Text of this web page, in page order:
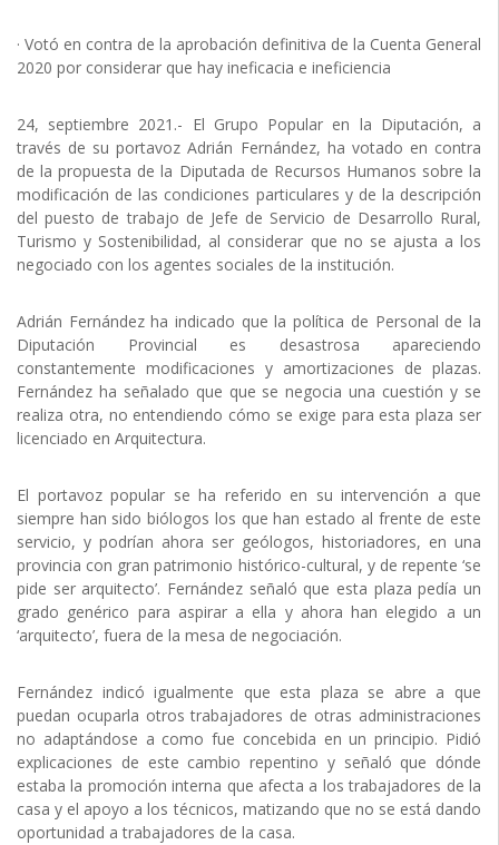
· Votó en contra de la aprobación definitiva de la Cuenta General
2020 por considerar que hay ineficacia e ineficiencia
24, septiembre 2021.- El Grupo Popular en la Diputación, a
través de su portavoz Adrián Fernández, ha votado en contra
de la propuesta de la Diputada de Recursos Humanos sobre la
modificación de las condiciones particulares y de la descripción
del puesto de trabajo de Jefe de Servicio de Desarrollo Rural,
Turismo y Sostenibilidad, al considerar que no se ajusta a los
negociado con los agentes sociales de la institución.
Adrián Fernández ha indicado que la política de Personal de la
Diputación Provincial es desastrosa apareciendo
constantemente modificaciones y amortizaciones de plazas.
Fernández ha señalado que que se negocia una cuestión y se
realiza otra, no entendiendo cómo se exige para esta plaza ser
licenciado en Arquitectura.
El portavoz popular se ha referido en su intervención a que
siempre han sido biólogos los que han estado al frente de este
servicio, y podrían ahora ser geólogos, historiadores, en una
provincia con gran patrimonio histórico-cultural, y de repente ‘se
pide ser arquitecto’. Fernández señaló que esta plaza pedía un
grado genérico para aspirar a ella y ahora han elegido a un
‘arquitecto’, fuera de la mesa de negociación.
Fernández indicó igualmente que esta plaza se abre a que
puedan ocuparla otros trabajadores de otras administraciones
no adaptándose a como fue concebida en un principio. Pidió
explicaciones de este cambio repentino y señaló que dónde
estaba la promoción interna que afecta a los trabajadores de la
casa y el apoyo a los técnicos, matizando que no se está dando
oportunidad a trabajadores de la casa.